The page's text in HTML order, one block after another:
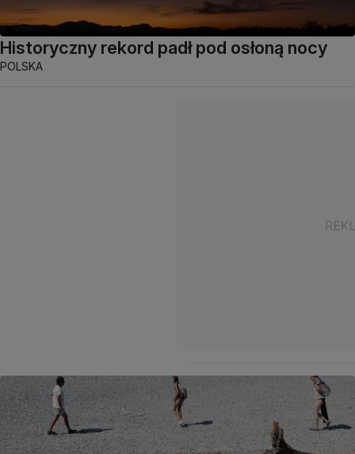
Historyczny rekord padł pod osłoną nocy
POLSKA